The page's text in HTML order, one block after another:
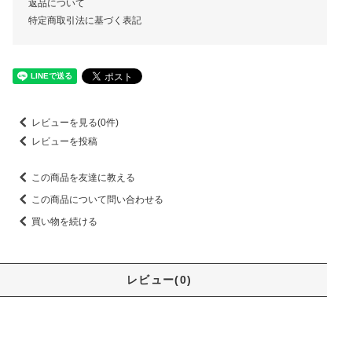
返品について
特定商取引法に基づく表記
レビューを見る(0件)
レビューを投稿
この商品を友達に教える
この商品について問い合わせる
買い物を続ける
レビュー(0)